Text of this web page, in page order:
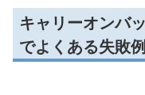
キャリーオンバ
でよくある失敗例